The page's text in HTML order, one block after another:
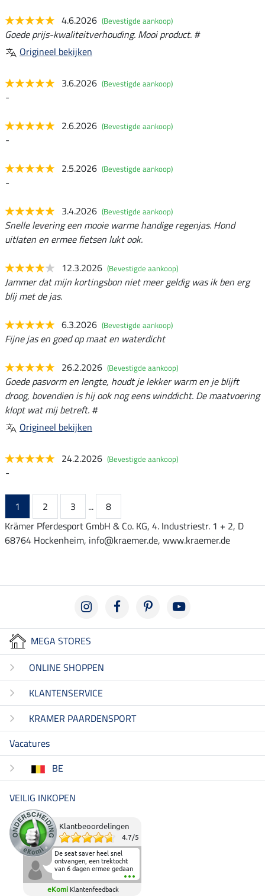
4.6.2026 (Bevestigde aankoop)
Goede prijs-kwaliteitverhouding. Mooi product. #
Origineel bekijken
3.6.2026 (Bevestigde aankoop)
-
2.6.2026 (Bevestigde aankoop)
-
2.5.2026 (Bevestigde aankoop)
-
3.4.2026 (Bevestigde aankoop)
Snelle levering een mooie warme handige regenjas. Hond
uitlaten en ermee fietsen lukt ook.
12.3.2026 (Bevestigde aankoop)
Jammer dat mijn kortingsbon niet meer geldig was ik ben erg
blij met de jas.
6.3.2026 (Bevestigde aankoop)
Fijne jas en goed op maat en waterdicht
26.2.2026 (Bevestigde aankoop)
Goede pasvorm en lengte, houdt je lekker warm en je blijft
droog, bovendien is hij ook nog eens winddicht. De maatvoering
klopt wat mij betreft. #
Origineel bekijken
24.2.2026 (Bevestigde aankoop)
-
1 2 3 ...
8
Krämer Pferdesport GmbH & Co. KG, 4. Industriestr. 1 + 2, D
68764 Hockenheim, info@kraemer.de, www.kraemer.de
MEGA STORES
ONLINE SHOPPEN
KLANTENSERVICE
KRAMER PAARDENSPORT
Vacatures
BE
VEILIG INKOPEN
Klantbeoordelingen
4.7/5
De seat saver heel snel
ontvangen, een trektocht
van 6 dagen ermee gedaan
en deze heeft de beproeving
fantastisch doorstaan.
Heerlijk zacht om op te
eKomi Klantenfeedback